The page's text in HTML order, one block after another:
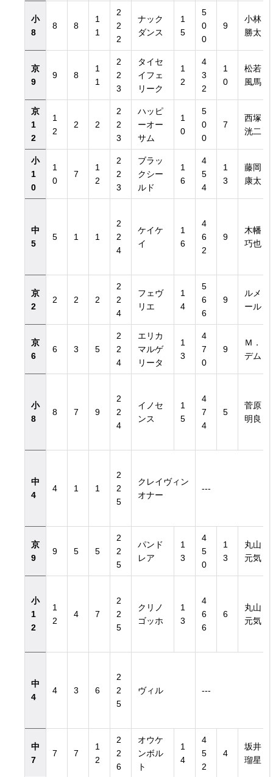
小
8
8 8
1
1
2
2
2
ナック
ダンス
1
5
5
0
0
9
小林
勝太
京
9
9 8
1
1
2
2
3
タイセ
イフェ
リーク
1
2
4
3
2
1
0
松若
風馬
京
1
2
1
2
2 2
2
2
3
ハッピ
ーオー
サム
1
0
5
0
0
7
西塚
洸二
小
1
0
1
0
7
1
2
2
2
3
ブラッ
クシー
ルド
1
6
4
5
4
1
3
藤岡
康太
中
5
5 1 1
2
2
4
ケイケ
イ
1
6
4
6
2
9
木幡
巧也
京
2
2 2 2
2
2
4
フェヴ
リエ
1
4
5
6
6
9
ルメ
ール
京
6
6 3 5
2
2
4
エリカ
マルゲ
リータ
1
3
4
7
0
9
Ｍ．
デム
小
8
8 7 9
2
2
4
イノセ
ンス
1
5
4
7
4
5
菅原
明良
中
4
4 1 1
2
2
5
クレイヴィン
オナー
---
京
9
9 5 5
2
2
5
パンド
レア
1
3
4
5
0
1
3
丸山
元気
小
1
2
1
2
4 7
2
2
5
クリノ
ゴッホ
1
3
4
6
6
6
丸山
元気
中
4
4 3 6
2
2
5
ヴィル ---
中
7
7 7
1
2
2
2
6
オウケ
ンボル
ト
1
4
4
5
2
4
坂井
瑠星